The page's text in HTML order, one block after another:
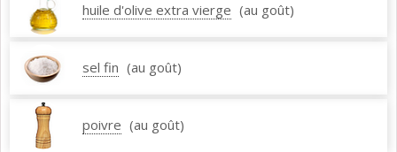
huile d'olive extra vierge (au goût)
sel fin (au goût)
poivre (au goût)